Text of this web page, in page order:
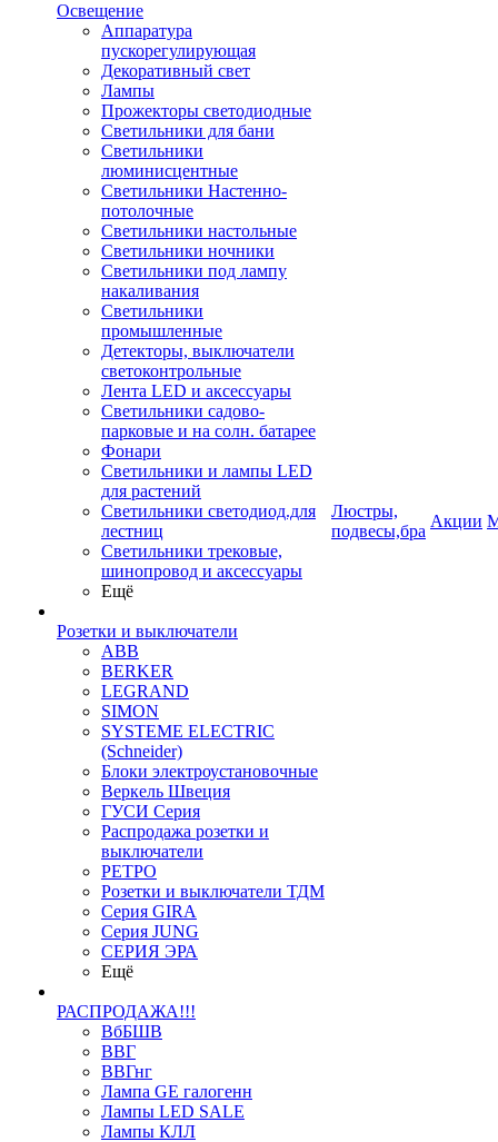
Освещение
Аппаратура
пускорегулирующая
Декоративный свет
Лампы
Прожекторы светодиодные
Светильники для бани
Светильники
люминисцентные
Светильники Настенно-
потолочные
Светильники настольные
Светильники ночники
Светильники под лампу
накаливания
Светильники
промышленные
Детекторы, выключатели
светоконтрольные
Лента LED и аксессуары
Светильники садово-
парковые и на солн. батарее
Фонари
Светильники и лампы LED
для растений
Светильники светодиод.для
лестниц
Светильники трековые,
шинопровод и аксессуары
Ещё
Розетки и выключатели
ABB
BERKER
LEGRAND
SIMON
SYSTEME ELECTRIC
(Schneider)
Блоки электроустановочные
Веркель Швеция
ГУСИ Серия
Распродажа розетки и
выключатели
РЕТРО
Розетки и выключатели ТДМ
Серия GIRA
Серия JUNG
СЕРИЯ ЭРА
Ещё
РАСПРОДАЖА!!!
ВбБШВ
ВВГ
ВВГнг
Лампа GE галогенн
Лампы LED SALE
Лампы КЛЛ
Люстры,
подвесы,бра
Акции